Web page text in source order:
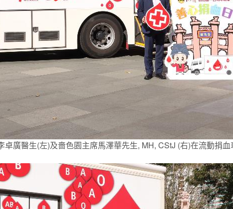
廣醫生(左)及嗇色園主席馬澤華先生, MH, CStJ (右)在流動捐血